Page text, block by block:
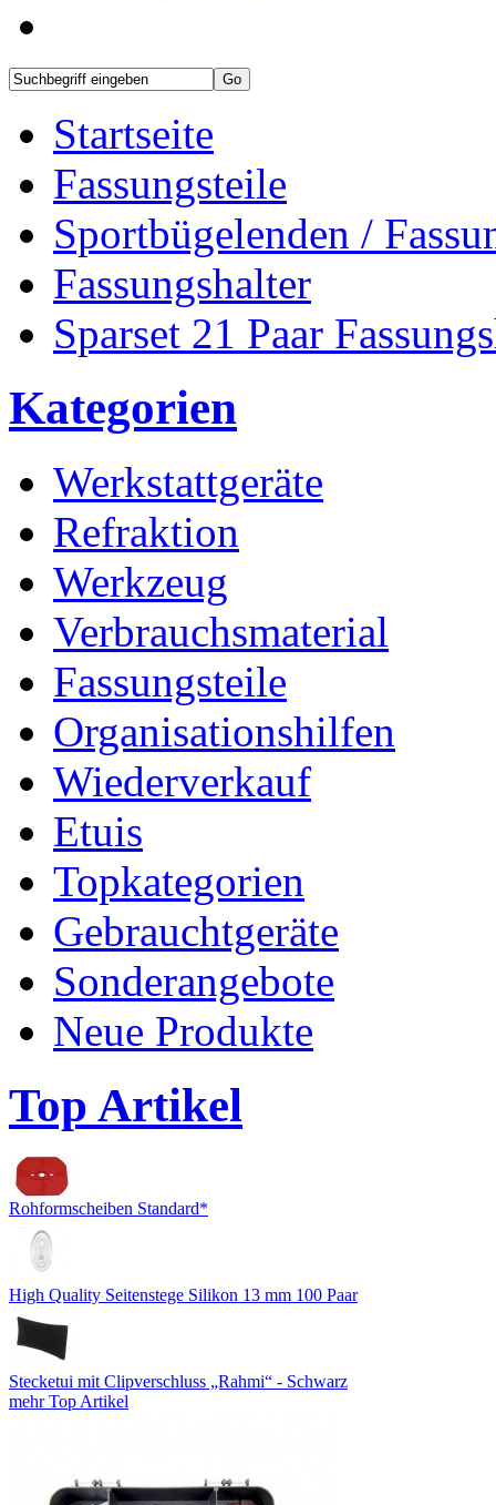
Startseite
Fassungsteile
Sportbügelenden /
Fassungshalter
Sparset 21 Paar
Kategorien
Werkstattgeräte
Refraktion
Werkzeug
Verbrauchsmaterial
Fassungsteile
Organisationshilfen
Wiederverkauf
Etuis
Topkategorien
Gebrauchtgeräte
Sonderangebote
Neue Produkte
Top Artikel
Rohformscheiben Standard*
High Quality Seitenstege Silikon 13 mm 100 Paar
Stecketui mit Clipverschluss „Rahmi“ - Schwarz
mehr Top Artikel